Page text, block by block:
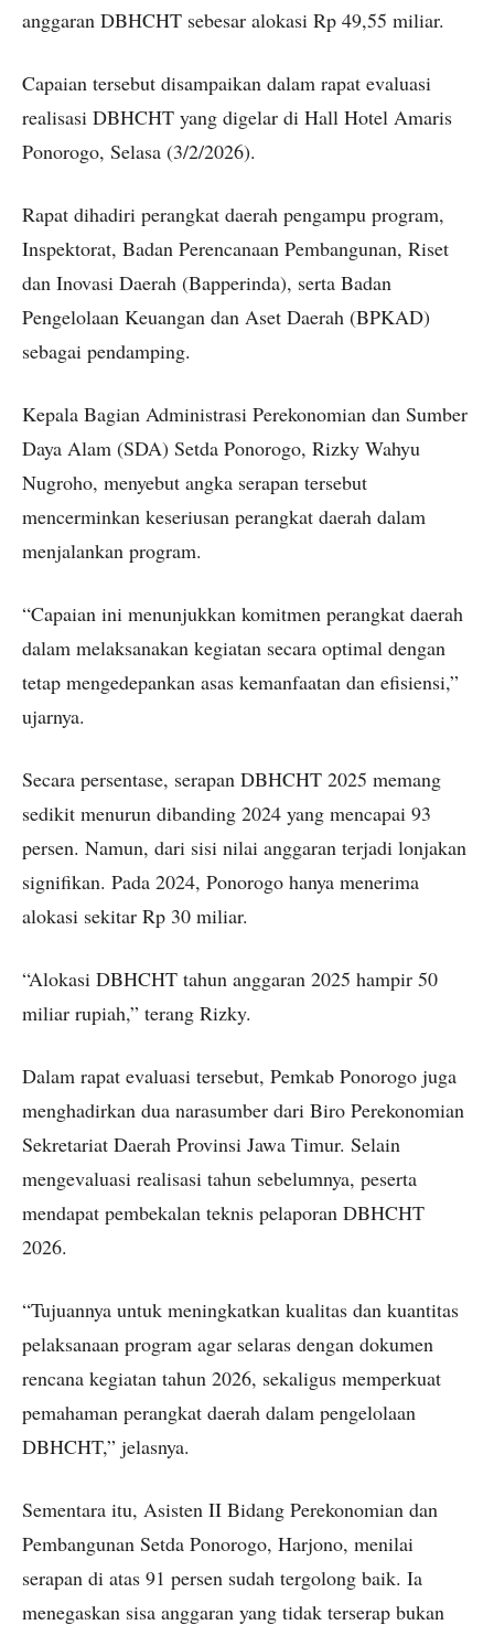
anggaran DBHCHT sebesar alokasi Rp 49,55 miliar.
Capaian tersebut disampaikan dalam rapat evaluasi
realisasi DBHCHT yang digelar di Hall Hotel Amaris
Ponorogo, Selasa (3/2/2026).
Rapat dihadiri perangkat daerah pengampu program,
Inspektorat, Badan Perencanaan Pembangunan, Riset
dan Inovasi Daerah (Bapperinda), serta Badan
Pengelolaan Keuangan dan Aset Daerah (BPKAD)
sebagai pendamping.
Kepala Bagian Administrasi Perekonomian dan Sumber
Daya Alam (SDA) Setda Ponorogo, Rizky Wahyu
Nugroho, menyebut angka serapan tersebut
mencerminkan keseriusan perangkat daerah dalam
menjalankan program.
“Capaian ini menunjukkan komitmen perangkat daerah
dalam melaksanakan kegiatan secara optimal dengan
tetap mengedepankan asas kemanfaatan dan efisiensi,”
ujarnya.
Secara persentase, serapan DBHCHT 2025 memang
sedikit menurun dibanding 2024 yang mencapai 93
persen. Namun, dari sisi nilai anggaran terjadi lonjakan
signifikan. Pada 2024, Ponorogo hanya menerima
alokasi sekitar Rp 30 miliar.
“Alokasi DBHCHT tahun anggaran 2025 hampir 50
miliar rupiah,” terang Rizky.
Dalam rapat evaluasi tersebut, Pemkab Ponorogo juga
menghadirkan dua narasumber dari Biro Perekonomian
Sekretariat Daerah Provinsi Jawa Timur. Selain
mengevaluasi realisasi tahun sebelumnya, peserta
mendapat pembekalan teknis pelaporan DBHCHT
2026.
“Tujuannya untuk meningkatkan kualitas dan kuantitas
pelaksanaan program agar selaras dengan dokumen
rencana kegiatan tahun 2026, sekaligus memperkuat
pemahaman perangkat daerah dalam pengelolaan
DBHCHT,” jelasnya.
Sementara itu, Asisten II Bidang Perekonomian dan
Pembangunan Setda Ponorogo, Harjono, menilai
serapan di atas 91 persen sudah tergolong baik. Ia
menegaskan sisa anggaran yang tidak terserap bukan